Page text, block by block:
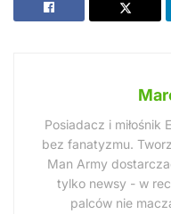
Posiadacz i miłośnik
bez fanatyzmu.
Man Army
tylko newsy - w
palców nie